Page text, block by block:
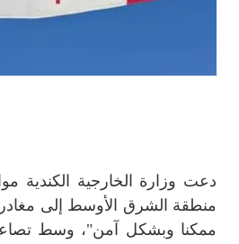
دعت وزارة الخارجية الكندية
منطقة الشرق الأوسط إلى
ممكنا وبشكل آمن"، وسط